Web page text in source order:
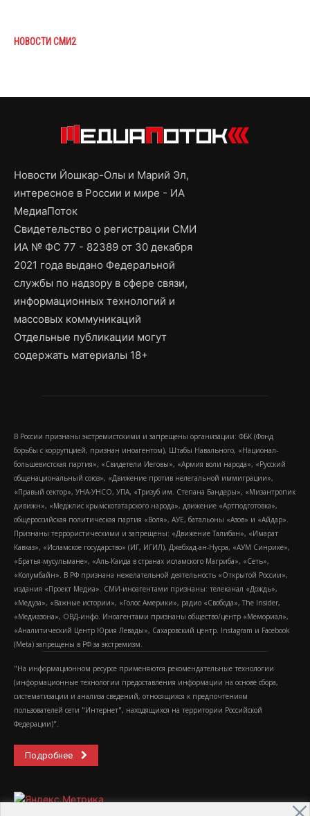
НОВОСТИ СМИ2
Новости Йошкар-Олы и Марий Эл,
интересное в России и мире - ИА
МедиаПоток
Свидетельство о регистрации СМИ
ИА № ФС 77 - 82389 от 30 декабря
2021 года выдано Федеральной
службы по надзору в сфере связи,
информационных технологий и
массовых коммуникаций
Отдельные публикации могут
содержать материалы 18+
В России признаны экстремистскими и запрещены организации: ФБК (Фонд
борьбы с коррупцией, признан иноагентом), Штабы Навального, «Национал-
большевистская партия», «Свидетели Иеговы», «Армия воли народа», «Русский
общенациональный союз», «Движение против нелегальной иммиграции»,
«Правый сектор», УНА-УНСО, УПА, «Тризуб им. Степана Бандеры», «Мизантропик
дивижн», «Меджлис крымскотатарского народа», движение «Артподготовка»,
общероссийская политическая партия «Воля», АУЕ, батальоны «Азов» и «Айдар».
Признаны террористическими и запрещены: «Движение Талибан», «Имарат
Кавказ», «Исламское государство» (ИГ, ИГИЛ), Джебхад-ан-Нусра, «АУМ Синрике»,
«Братья-мусульмане», «Аль-Каида в странах исламского Магриба», «Сеть»,
«Колумбайн». В РФ признана нежелательной деятельность «Открытой России»,
издания «Проект Медиа». СМИ-иноагентами признаны: телеканал «Дождь»,
«Медуза», «Важные истории», «Голос Америки», радио «Свобода», The Insider,
«Медиазона», ОВД-инфо. Иноагентами признаны общество/центр «Мемориал»,
«Аналитический Центр Юрия Левады», Сахаровский центр. Instagram и Facebook
(Metа) запрещены в РФ за экстремизм.
"На информационном ресурсе применяются рекомендательные технологии
(информационные технологии предоставления информации на основе сбора,
систематизации и анализа сведений, относящихся к предпочтениям
пользователей сети "Интернет", находящихся на территории Российской
Федерации)".
Подробнее